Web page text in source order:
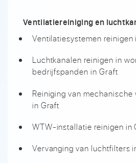
Ventilatiereiniging en
Ventilatiesystemen reinigen
Luchtkanalen reinigen in
bedrijfspanden in Graft
Reiniging van
in Graft
WTW-installatie reinigen in
Vervanging van luchtfilters